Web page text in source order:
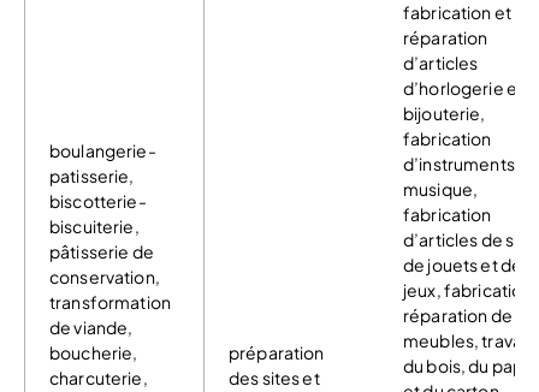
boulangerie-
patisserie,
biscotterie-
biscuiterie,
pâtisserie de
conservation,
transformation
de viande,
boucherie,
charcuterie,
préparation
des sites et
fabrication et
réparation
d’articles
d’horlogerie et
bijouterie,
fabrication
d’instruments de
musique,
fabrication
d’articles de
de jouets et de
jeux, fabrication
réparation de
meubles,
du bois, du